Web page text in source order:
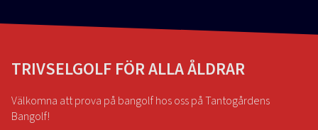
TRIVSELGOLF FÖR ALLA ÅLDRAR
Välkomna att prova på bangolf hos oss på Tantogårdens
Bangolf!